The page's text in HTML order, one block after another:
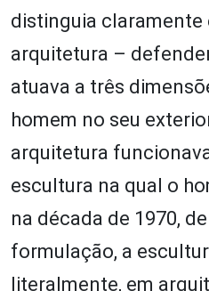
distinguia claramente
arquitetura –
atuava a três
homem no seu
arquitetura
escultura na qual o
na década de 1970,
formulação, a
literalmente, em